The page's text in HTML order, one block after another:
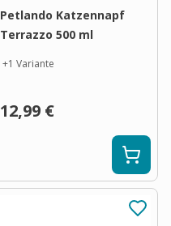
Petlando Katzennapf
Terrazzo 500 ml
+1 Variante
12,99 €